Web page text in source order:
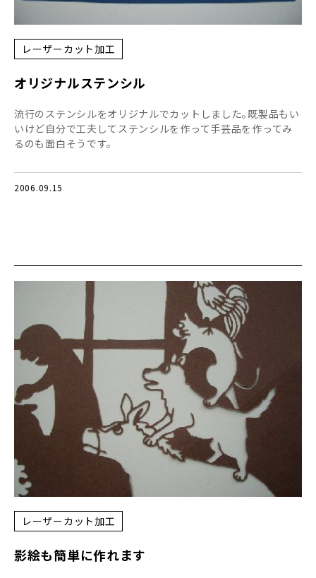
レーザーカット加工
オリジナルステンシル
流行のステンシルをオリジナルでカットしました｡既製品もい
いけど自分で工夫してステンシルを作って手芸品を作ってみ
るのも面白そうです。
2006.09.15
レーザーカット加工
影絵も簡単に作れます